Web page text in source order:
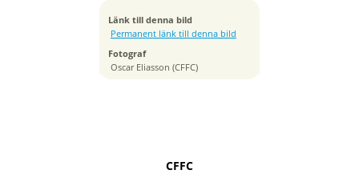
Länk till denna bild
Permanent länk till denna bild
Fotograf
Oscar Eliasson (CFFC)
ISO
200
Brännvidd
35 mm
CFFC